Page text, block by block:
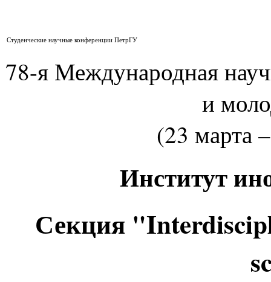
Студенческие научные конференции ПетрГУ
78-я Международная
и
(23 марта
Институт
Секция